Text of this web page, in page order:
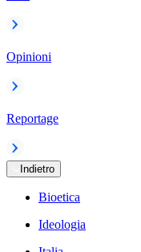
Opinioni
Reportage
Indietro
Bioetica
Ideologia